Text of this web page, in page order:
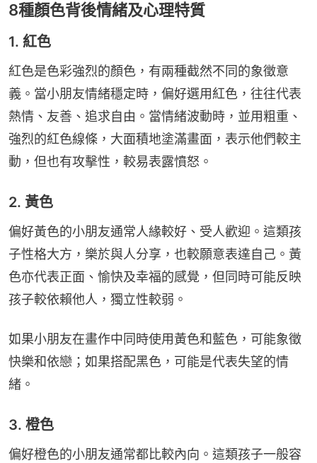
8種顏色背後情緒及心理特質
1. 紅色
紅色是色彩強烈的顏色，有兩種截然不同的象徵意
義。當小朋友情緒穩定時，偏好選用紅色，往往代表
熱情、友善、追求自由。當情緒波動時，並用粗重、
強烈的紅色線條，大面積地塗滿畫面，表示他們較主
動，但也有攻擊性，較易表露憤怒。
2. 黃色
偏好黃色的小朋友通常人緣較好、受人歡迎。這類孩
子性格大方，樂於與人分享，也較願意表達自己。黃
色亦代表正面、愉快及幸福的感覺，但同時可能反映
孩子較依賴他人，獨立性較弱。
如果小朋友在畫作中同時使用黃色和藍色，可能象徵
快樂和依戀；如果搭配黑色，可能是代表失望的情
緒。
3. 橙色
偏好橙色的小朋友通常都比較內向。這類孩子一般容